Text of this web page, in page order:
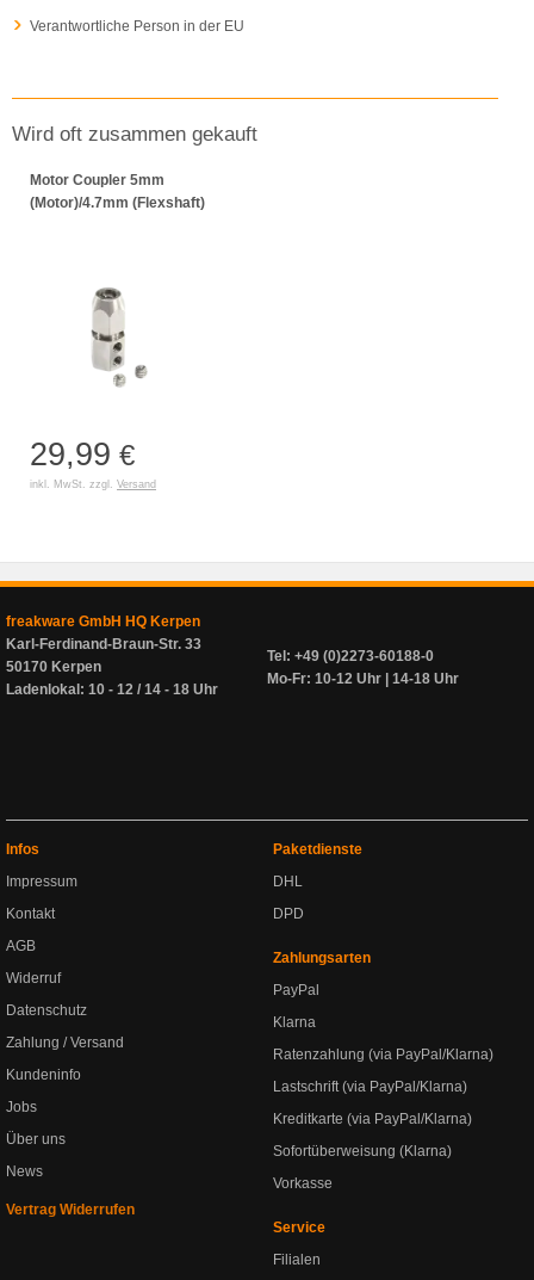
Verantwortliche Person in der EU
Wird oft zusammen gekauft
Motor Coupler 5mm
(Motor)/4.7mm (Flexshaft)
29,99 €
inkl. MwSt. zzgl. Versand
freakware GmbH HQ Kerpen
Karl-Ferdinand-Braun-Str. 33
50170 Kerpen
Ladenlokal: 10 - 12 / 14 - 18 Uhr
Tel: +49 (0)2273-60188-0
Mo-Fr: 10-12 Uhr | 14-18 Uhr
Infos
Impressum
Kontakt
AGB
Widerruf
Datenschutz
Zahlung / Versand
Kundeninfo
Jobs
Über uns
News
Vertrag Widerrufen
Paketdienste
DHL
DPD
Zahlungsarten
PayPal
Klarna
Ratenzahlung (via PayPal/Klarna)
Lastschrift (via PayPal/Klarna)
Kreditkarte (via PayPal/Klarna)
Sofortüberweisung (Klarna)
Vorkasse
Service
Filialen